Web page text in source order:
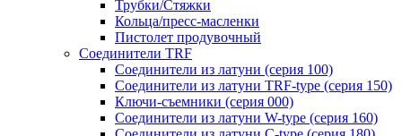
Трубки/Стяжки
Кольца/пресс-масленки
Пистолет продувочный
Соединители TRF
Соединители из латуни (серия 100)
Соединители из латуни TRF-type (серия 150)
Ключи-съемники (серия 000)
Соединители из латуни W-type (серия 160)